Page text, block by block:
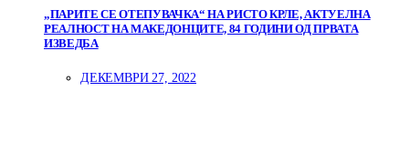
„ПАРИТЕ СЕ ОТЕПУВАЧКА“ НА РИСТО КРЛЕ, АКТУЕЛНА
РЕАЛНОСТ НА МАКЕДОНЦИТЕ, 84 ГОДИНИ ОД ПРВАТА
ИЗВЕДБА
ДЕКЕМВРИ 27, 2022